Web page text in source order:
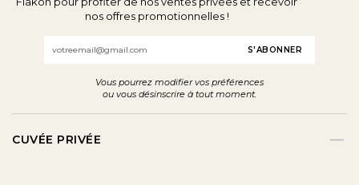
nos offres promotionnelles !
Email
Vous pourrez modifier vos préférences
ou vous désinscrire à tout moment.
CUVÉE PRIVÉE